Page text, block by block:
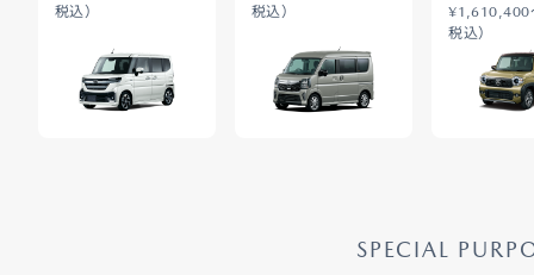
税込）
税込）
¥1,610,400
税込）
SPECIAL